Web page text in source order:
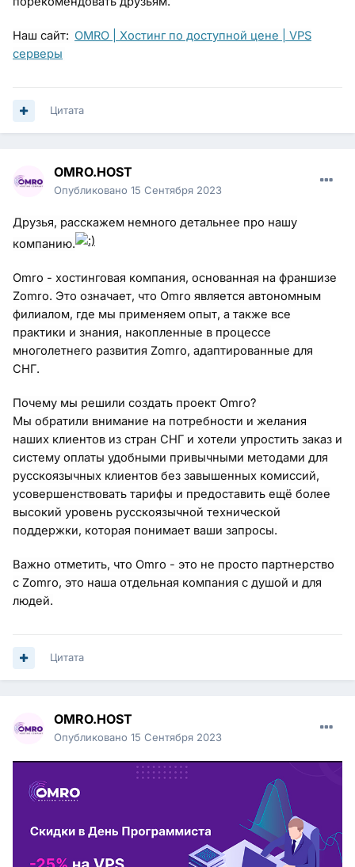
Наш сайт: OMRO | Хостинг по доступной цене | VPS
серверы
Цитата
OMRO.HOST
Опубликовано 15 Сентября 2023
Друзья, расскажем немного детальнее про нашу
компанию.
Omro - хостинговая компания, основанная на франшизе
Zomro. Это означает, что Omro является автономным
филиалом, где мы применяем опыт, а также все
практики и знания, накопленные в процессе
многолетнего развития Zomro, адаптированные для
СНГ.
Почему мы решили создать проект Omro?
Мы обратили внимание на потребности и желания
наших клиентов из стран СНГ и хотели упростить заказ и
систему оплаты удобными привычными методами для
русскоязычных клиентов без завышенных комиссий,
усовершенствовать тарифы и предоставить ещё более
высокий уровень русскоязычной технической
поддержки, которая понимает ваши запросы.
Важно отметить, что Omro - это не просто партнерство
с Zomro, это наша отдельная компания с душой и для
людей.
Цитата
OMRO.HOST
Опубликовано 15 Сентября 2023